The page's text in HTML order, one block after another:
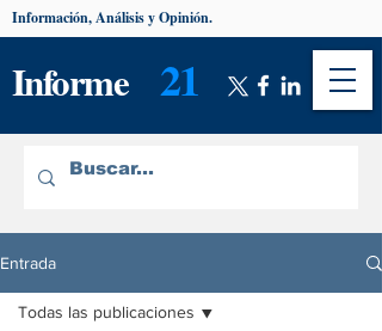
Informe 21
Información, Análisis y Opinión.
Entrada
Todas las publicaciones